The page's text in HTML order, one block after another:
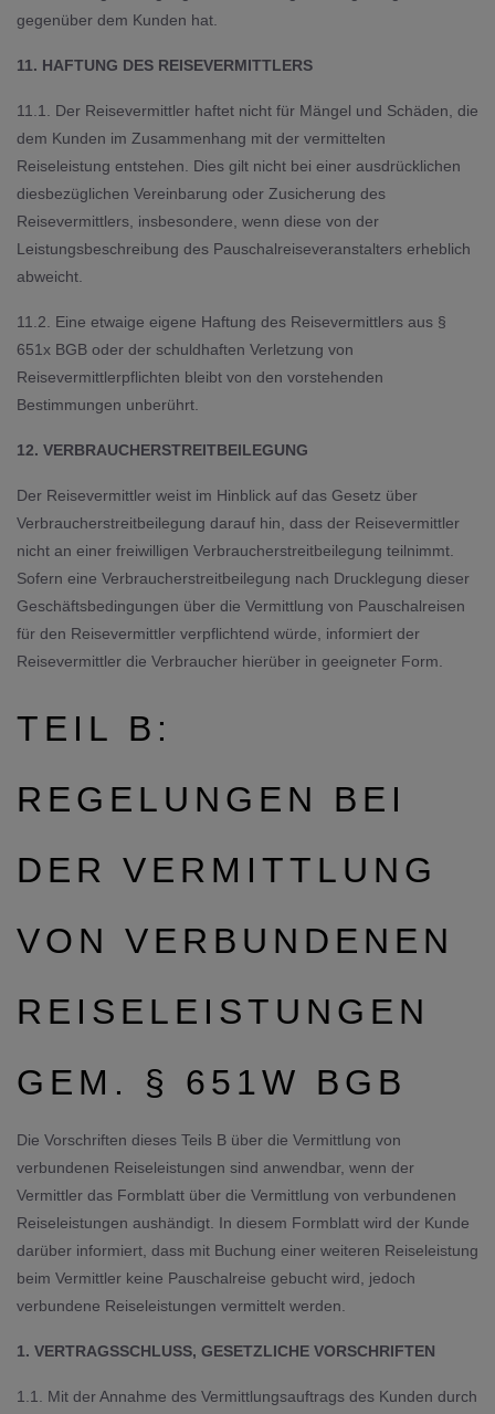
gegenüber dem Kunden hat.
11. HAFTUNG DES REISEVERMITTLERS
11.1. Der Reisevermittler haftet nicht für Mängel und Schäden, die
dem Kunden im Zusammenhang mit der vermittelten
Reiseleistung entstehen. Dies gilt nicht bei einer ausdrücklichen
diesbezüglichen Vereinbarung oder Zusicherung des
Reisevermittlers, insbesondere, wenn diese von der
Leistungsbeschreibung des Pauschalreiseveranstalters erheblich
abweicht.
11.2. Eine etwaige eigene Haftung des Reisevermittlers aus §
651x BGB oder der schuldhaften Verletzung von
Reisevermittlerpflichten bleibt von den vorstehenden
Bestimmungen unberührt.
12. VERBRAUCHERSTREITBEILEGUNG
Der Reisevermittler weist im Hinblick auf das Gesetz über
Verbraucherstreitbeilegung darauf hin, dass der Reisevermittler
nicht an einer freiwilligen Verbraucherstreitbeilegung teilnimmt.
Sofern eine Verbraucherstreitbeilegung nach Drucklegung dieser
Geschäftsbedingungen über die Vermittlung von Pauschalreisen
für den Reisevermittler verpflichtend würde, informiert der
Reisevermittler die Verbraucher hierüber in geeigneter Form.
TEIL B:
REGELUNGEN BEI
DER VERMITTLUNG
VON VERBUNDENEN
REISELEISTUNGEN
GEM. § 651W BGB
Die Vorschriften dieses Teils B über die Vermittlung von
verbundenen Reiseleistungen sind anwendbar, wenn der
Vermittler das Formblatt über die Vermittlung von verbundenen
Reiseleistungen aushändigt. In diesem Formblatt wird der Kunde
darüber informiert, dass mit Buchung einer weiteren Reiseleistung
beim Vermittler keine Pauschalreise gebucht wird, jedoch
verbundene Reiseleistungen vermittelt werden.
1. VERTRAGSSCHLUSS, GESETZLICHE VORSCHRIFTEN
1.1. Mit der Annahme des Vermittlungsauftrags des Kunden durch